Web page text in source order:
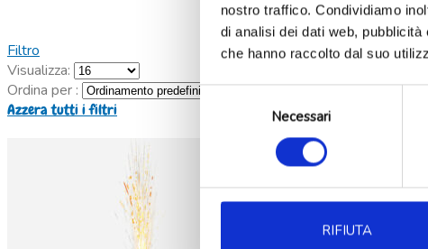
nostro traffico. Condividiamo
di analisi dei dati web,
che hanno raccolto dal suo
Selezione
Necessari
RIFIUTA
Filtro
Visualizza:
Ordina per :
Azzera tutti i filtri